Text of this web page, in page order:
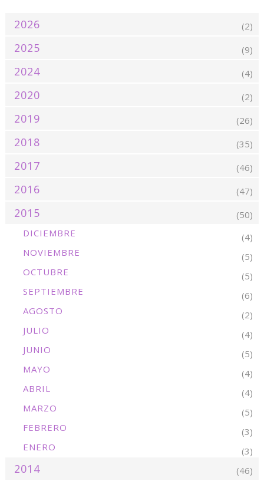
2026 (2)
2025 (9)
2024 (4)
2020 (2)
2019 (26)
2018 (35)
2017 (46)
2016 (47)
2015
(50)
DICIEMBRE
(4)
NOVIEMBRE
(5)
OCTUBRE
(5)
SEPTIEMBRE
(6)
AGOSTO
(2)
JULIO
(4)
JUNIO
(5)
MAYO
(4)
ABRIL
(4)
MARZO
(5)
FEBRERO
(3)
ENERO
(3)
2014 (46)